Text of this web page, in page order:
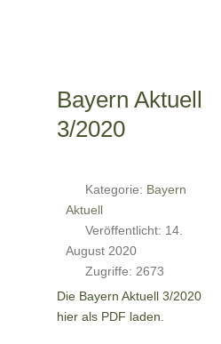
Bayern Aktuell
3/2020
Kategorie: Bayern
Aktuell
Veröffentlicht: 14.
August 2020
Zugriffe: 2673
Die Bayern Aktuell 3/2020
hier als PDF laden.